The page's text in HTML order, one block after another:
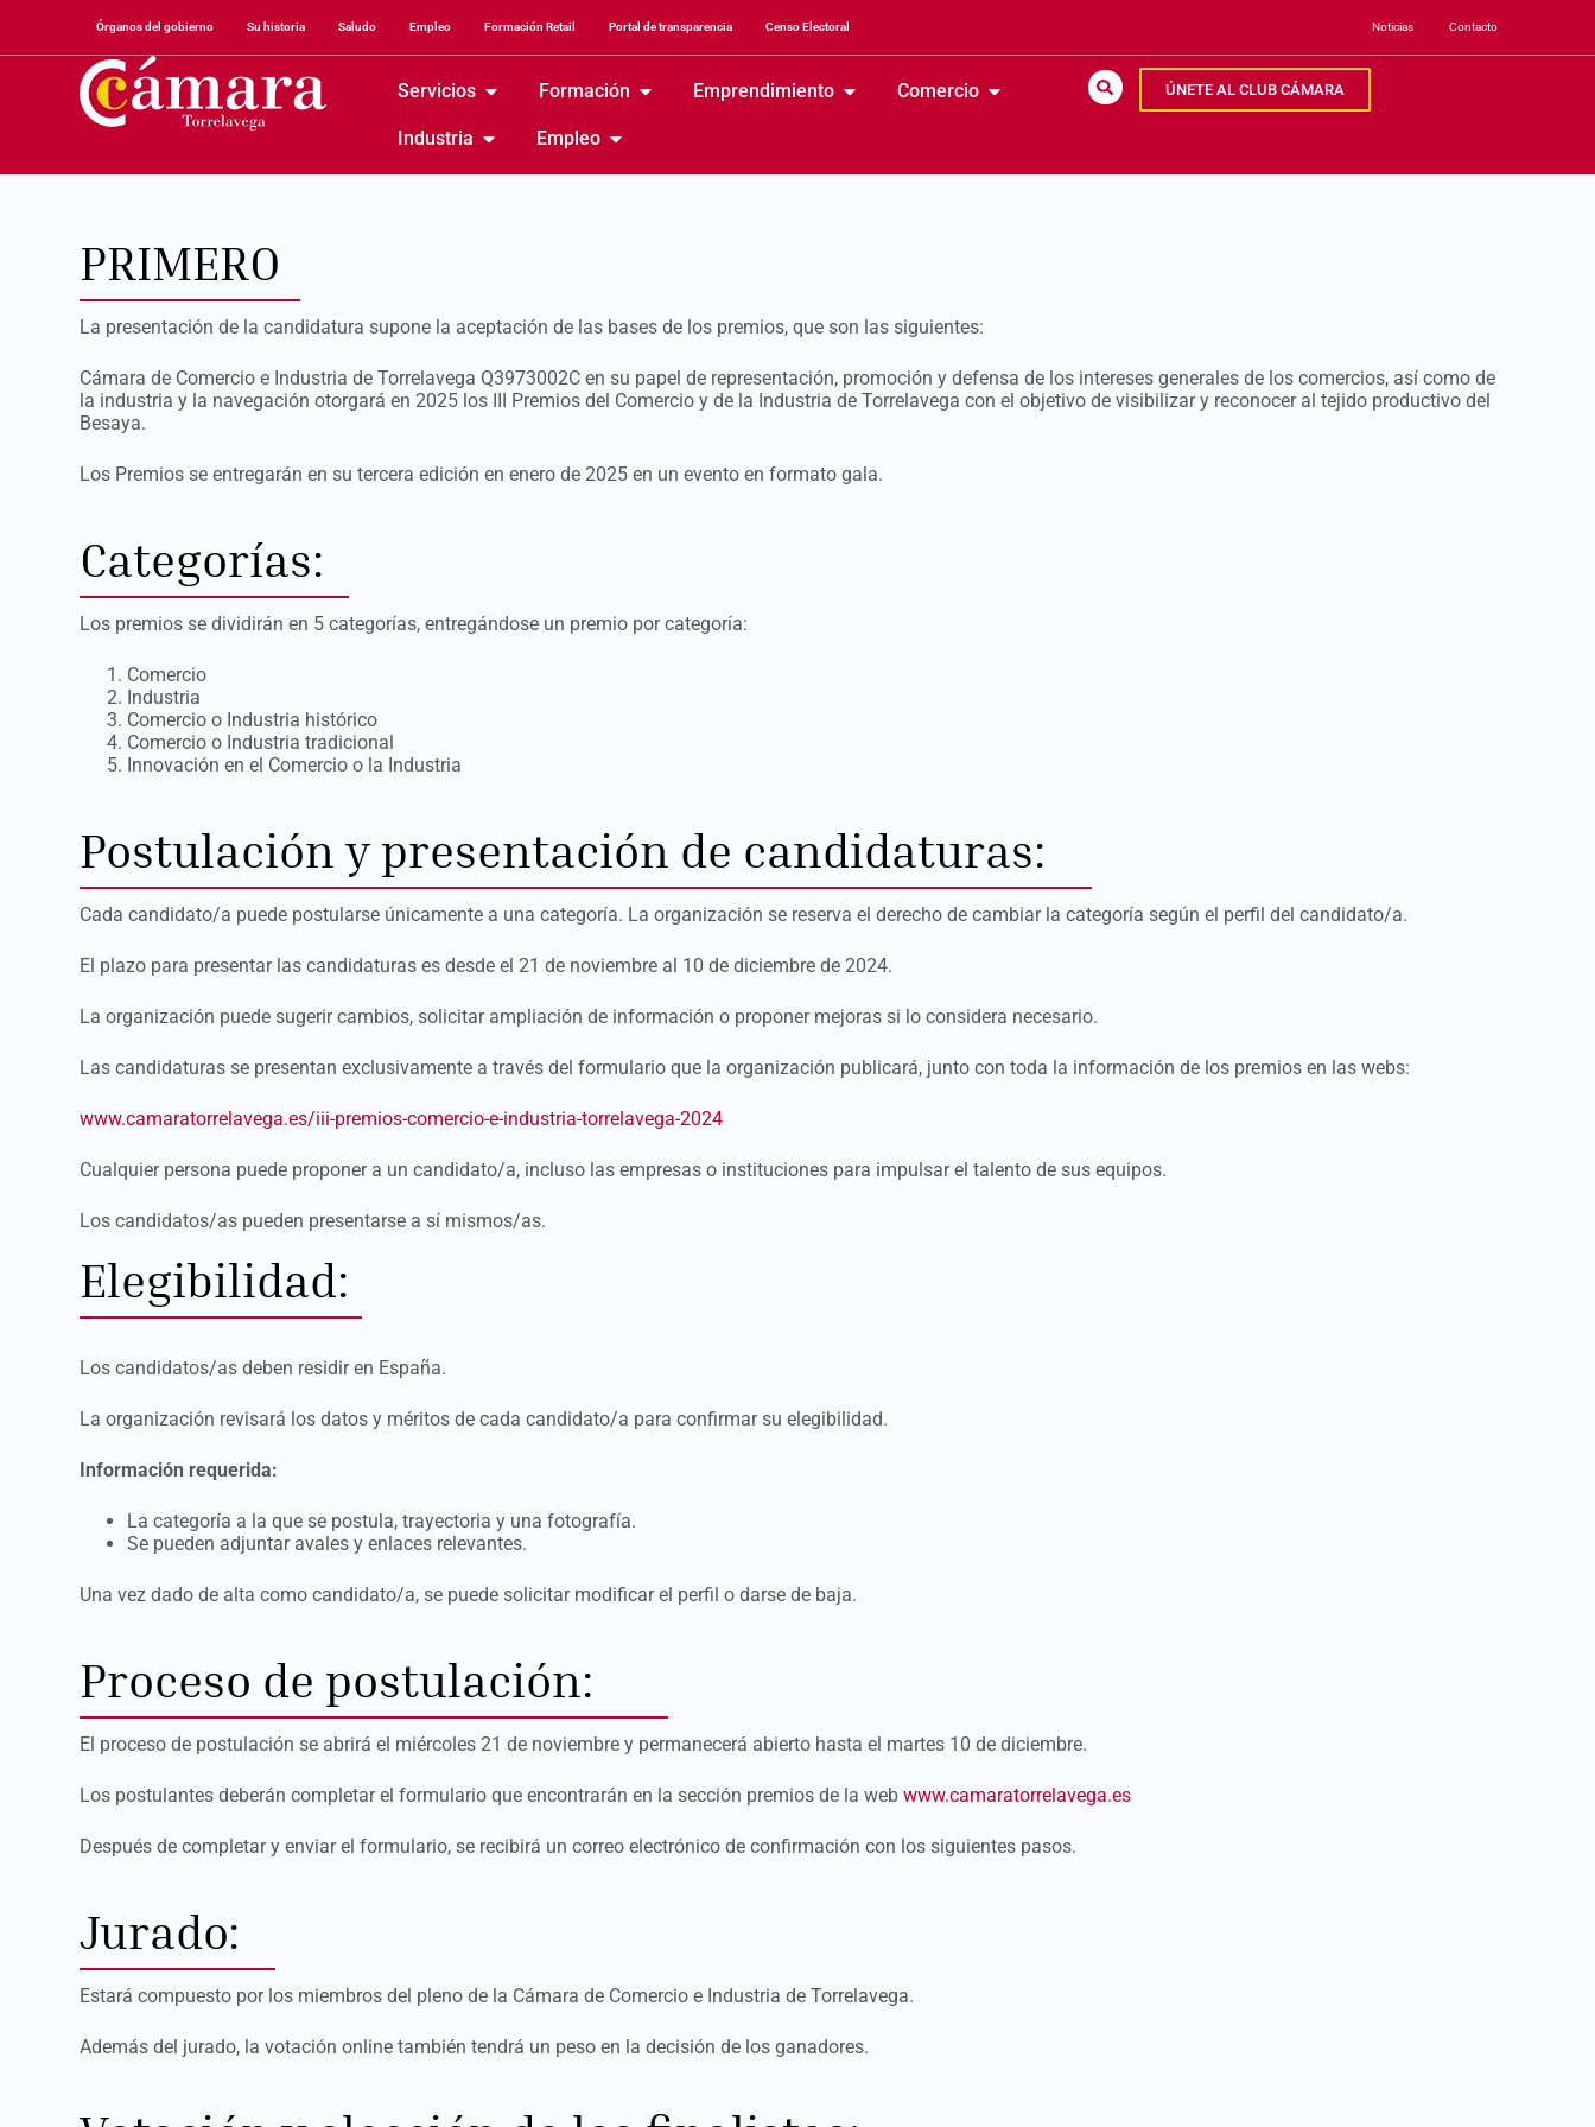
Órganos del gobierno Su historia Saludo Empleo Formación Retail Portal de transparencia Censo Electoral Noticias Contacto
Servicios Formación Emprendimiento Comercio
Industria Empleo
ÚNETE AL CLUB CÁMARA
PRIMERO
La presentación de la candidatura supone la aceptación de las bases de los premios, que son las siguientes:
Cámara de Comercio e Industria de Torrelavega Q3973002C en su papel de representación, promoción y defensa de los intereses generales de los comercios, así como de
la industria y la navegación otorgará en 2025 los III Premios del Comercio y de la Industria de Torrelavega con el objetivo de visibilizar y reconocer al tejido productivo del
Besaya.
Los Premios se entregarán en su tercera edición en enero de 2025 en un evento en formato gala.
Categorías:
Los premios se dividirán en 5 categorías, entregándose un premio por categoría:
Comercio
Industria
Comercio o Industria histórico
Comercio o Industria tradicional
Innovación en el Comercio o la Industria
Postulación y presentación de candidaturas:
Cada candidato/a puede postularse únicamente a una categoría. La organización se reserva el derecho de cambiar la categoría según el perfil del candidato/a.
El plazo para presentar las candidaturas es desde el 21 de noviembre al 10 de diciembre de 2024.
La organización puede sugerir cambios, solicitar ampliación de información o proponer mejoras si lo considera necesario.
Las candidaturas se presentan exclusivamente a través del formulario que la organización publicará, junto con toda la información de los premios en las webs:
www.camaratorrelavega.es/iii-premios-comercio-e-industria-torrelavega-2024
Cualquier persona puede proponer a un candidato/a, incluso las empresas o instituciones para impulsar el talento de sus equipos.
Los candidatos/as pueden presentarse a sí mismos/as.
Elegibilidad:
Los candidatos/as deben residir en España.
La organización revisará los datos y méritos de cada candidato/a para confirmar su elegibilidad.
Información requerida:
La categoría a la que se postula, trayectoria y una fotografía.
Se pueden adjuntar avales y enlaces relevantes.
Una vez dado de alta como candidato/a, se puede solicitar modificar el perfil o darse de baja.
Proceso de postulación:
El proceso de postulación se abrirá el miércoles 21 de noviembre y permanecerá abierto hasta el martes 10 de diciembre.
Los postulantes deberán completar el formulario que encontrarán en la sección premios de la webwww.camaratorrelavega.es
Después de completar y enviar el formulario, se recibirá un correo electrónico de confirmación con los siguientes pasos.
Jurado:
Estará compuesto por los miembros del pleno de la Cámara de Comercio e Industria de Torrelavega.
Además del jurado, la votación online también tendrá un peso en la decisión de los ganadores.